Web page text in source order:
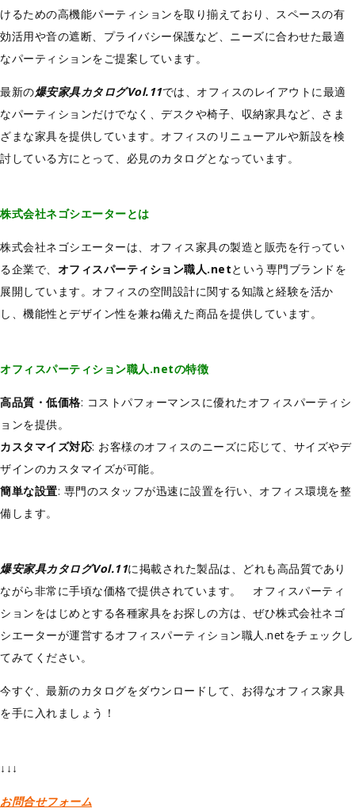
けるための高機能パーティションを取り揃えており、スペースの有
効活用や音の遮断、プライバシー保護など、ニーズに合わせた最適
なパーティションをご提案しています。
最新の爆安家具カタログVol.11では、オフィスのレイアウトに最適
なパーティションだけでなく、デスクや椅子、収納家具など、さま
ざまな家具を提供しています。オフィスのリニューアルや新設を検
討している方にとって、必見のカタログとなっています。
株式会社ネゴシエーターとは
株式会社ネゴシエーターは、オフィス家具の製造と販売を行ってい
る企業で、 オフィスパーティション職人.netという専門ブランドを
展開しています。オフィスの空間設計に関する知識と経験を活か
し、機能性とデザイン性を兼ね備えた商品を提供しています。
オフィスパーティション職人.netの特徴
高品質・低価格: コストパフォーマンスに優れたオフィスパーティシ
ョンを提供。
カスタマイズ対応: お客様のオフィスのニーズに応じて、サイズやデ
ザインのカスタマイズが可能。
簡単な設置: 専門のスタッフが迅速に設置を行い、オフィス環境を整
備します。
爆安家具カタログVol.11に掲載された製品は、どれも高品質であり
ながら非常に手頃な価格で提供されています。 オフィスパーティ
ションをはじめとする各種家具をお探しの方は、ぜひ株式会社ネゴ
シエーターが運営するオフィスパーティション職人.netをチェックし
てみてください。
今すぐ、最新のカタログをダウンロードして、お得なオフィス家具
を手に入れましょう！
↓↓↓
お問合せフォーム